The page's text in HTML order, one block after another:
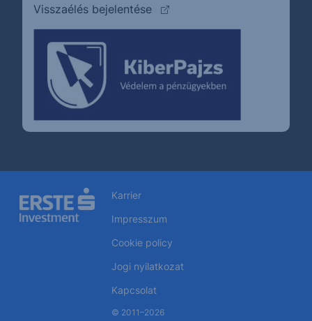
Visszaélés bejelentése
(külső oldalra ugrik)
Karrier
Impresszum
Cookie policy
Jogi nyilatkozat
Kapcsolat
© 2011–2026